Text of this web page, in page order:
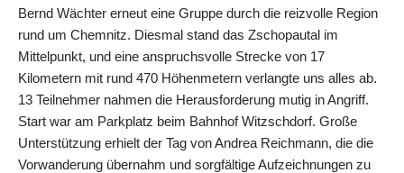
Bernd Wächter erneut eine Gruppe durch die reizvolle Region
rund um Chemnitz. Diesmal stand das Zschopautal im
Mittelpunkt, und eine anspruchsvolle Strecke von 17
Kilometern mit rund 470 Höhenmetern verlangte uns alles ab.
13 Teilnehmer nahmen die Herausforderung mutig in Angriff.
Start war am Parkplatz beim Bahnhof Witzschdorf. Große
Unterstützung erhielt der Tag von Andrea Reichmann, die die
Vorwanderung übernahm und sorgfältige Aufzeichnungen zu